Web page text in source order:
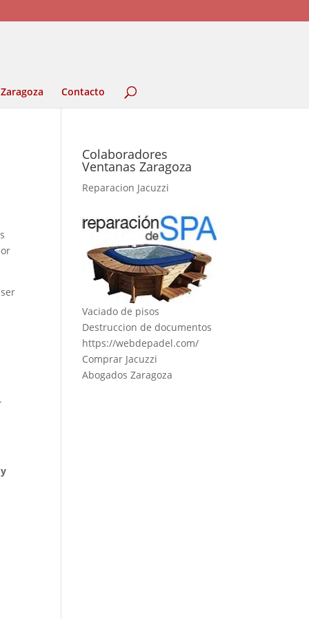
Contacto
Colaboradores
Ventanas Zaragoza
Reparacion Jacuzzi
Vaciado de pisos
Destruccion de documentos
https://webdepadel.com/
Comprar Jacuzzi
Abogados Zaragoza